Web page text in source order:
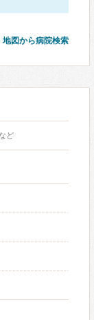
地図から病院検索
ど